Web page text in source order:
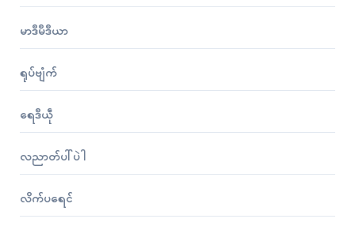
မာဒဳမဳဒဳယာ
ရုပ်ဗျံက်
ရေဒဳယဵု
လညာတ်ပါ်ပဲါ
လိက်ပရေၚ်